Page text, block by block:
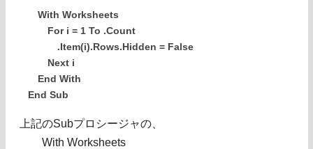
With Worksheets
For i = 1 To .Count
.Item(i).Rows.Hidden = False
Next i
End With
End Sub
上記のSubプロシージャの、
With Worksheets